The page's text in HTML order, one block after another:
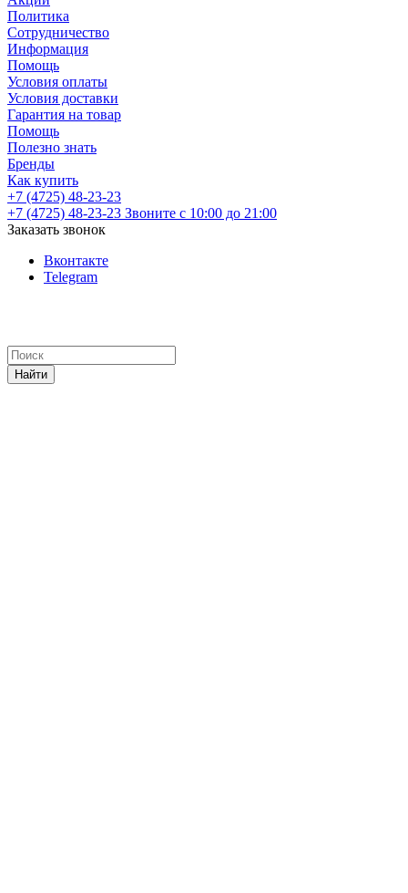
Политика
Сотрудничество
Информация
Помощь
Условия оплаты
Условия доставки
Гарантия на товар
Помощь
Полезно знать
Бренды
Как купить
+7 (4725) 48-23-23
+7 (4725) 48-23-23 Звоните с 10:00 до 21:00
Заказать звонок
Вконтакте
Telegram
Найти